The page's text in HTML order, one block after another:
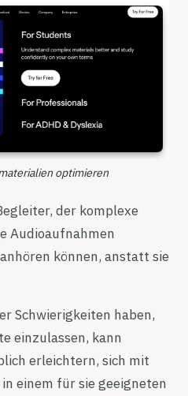
optimieren
der komplexe
Audioaufnahmen
können, anstatt sie
Schwierigkeiten haben,
einzulassen, kann
erleichtern, sich mit
einem für sie geeigneten